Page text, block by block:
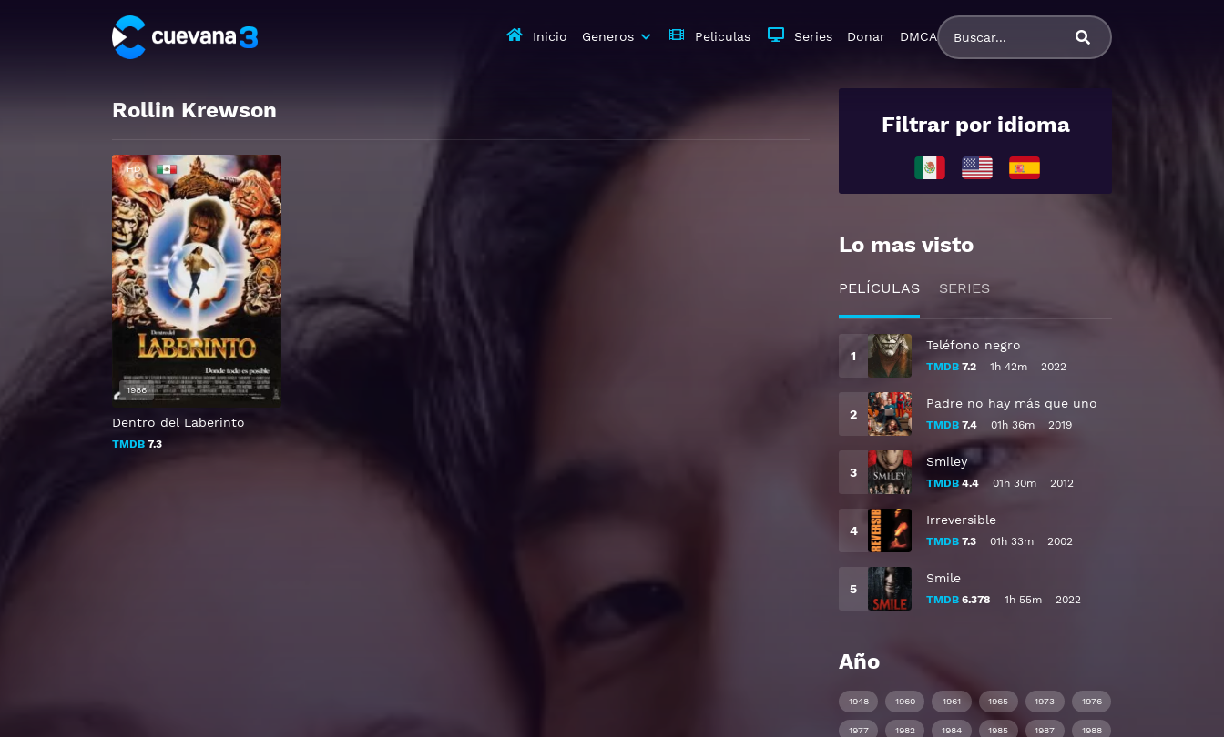
Inicio Generos Peliculas Series Donar DMCA
Rollin Krewson
Dentro del Laberinto
TMDB 7.3
HD
1986
Filtrar por idioma
Lo mas visto
PELÍCULAS SERIES
Teléfono negro
TMDB 7.2 1h 42m 2022
Padre no hay más que uno
TMDB 7.4 01h 36m 2019
Smiley
TMDB4.4 01h 30m 2012
Irreversible
TMDB 7.3 01h 33m 2002
Smile
TMDB 6.378 1h 55m 2022
Año
1948 1960 1961 1965 1973 1976
1977 1982 1984 1985 1987 1988